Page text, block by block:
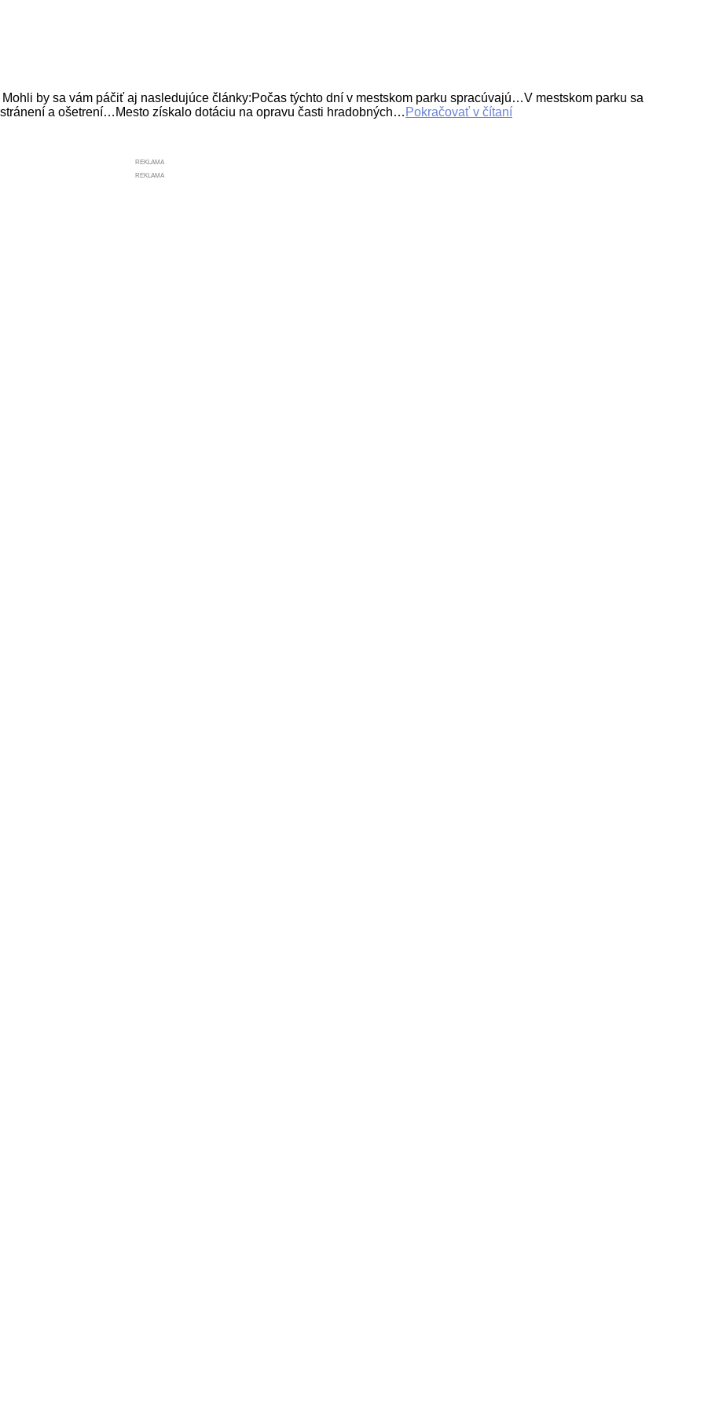
by sa vám páčiť aj nasledujúce články:Počas týchto dní v mestskom parku spracúvajú…V mestskom parku sa
a ošetrení…Mesto získalo dotáciu na opravu časti hradobných… Pokračovať v čítaní
REKLAMA
REKLAMA